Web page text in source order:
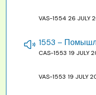
VAS-1554 26 JULY
CAS-1553 19 JULY
VAS-1553 19 JULY